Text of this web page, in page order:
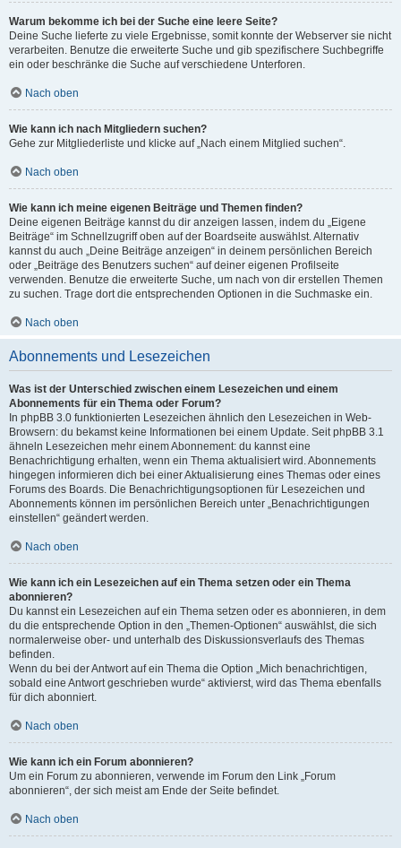
Warum bekomme ich bei der Suche eine leere Seite?
Deine Suche lieferte zu viele Ergebnisse, somit konnte der Webserver sie nicht
verarbeiten. Benutze die erweiterte Suche und gib spezifischere Suchbegriffe
ein oder beschränke die Suche auf verschiedene Unterforen.
Nach oben
Wie kann ich nach Mitgliedern suchen?
Gehe zur Mitgliederliste und klicke auf „Nach einem Mitglied suchen“.
Nach oben
Wie kann ich meine eigenen Beiträge und Themen finden?
Deine eigenen Beiträge kannst du dir anzeigen lassen, indem du „Eigene
Beiträge“ im Schnellzugriff oben auf der Boardseite auswählst. Alternativ
kannst du auch „Deine Beiträge anzeigen“ in deinem persönlichen Bereich
oder „Beiträge des Benutzers suchen“ auf deiner eigenen Profilseite
verwenden. Benutze die erweiterte Suche, um nach von dir erstellen Themen
zu suchen. Trage dort die entsprechenden Optionen in die Suchmaske ein.
Nach oben
Abonnements und Lesezeichen
Was ist der Unterschied zwischen einem Lesezeichen und einem
Abonnements für ein Thema oder Forum?
In phpBB 3.0 funktionierten Lesezeichen ähnlich den Lesezeichen in Web-
Browsern: du bekamst keine Informationen bei einem Update. Seit phpBB 3.1
ähneln Lesezeichen mehr einem Abonnement: du kannst eine
Benachrichtigung erhalten, wenn ein Thema aktualisiert wird. Abonnements
hingegen informieren dich bei einer Aktualisierung eines Themas oder eines
Forums des Boards. Die Benachrichtigungsoptionen für Lesezeichen und
Abonnements können im persönlichen Bereich unter „Benachrichtigungen
einstellen“ geändert werden.
Nach oben
Wie kann ich ein Lesezeichen auf ein Thema setzen oder ein Thema
abonnieren?
Du kannst ein Lesezeichen auf ein Thema setzen oder es abonnieren, in dem
du die entsprechende Option in den „Themen-Optionen“ auswählst, die sich
normalerweise ober- und unterhalb des Diskussionsverlaufs des Themas
befinden.
Wenn du bei der Antwort auf ein Thema die Option „Mich benachrichtigen,
sobald eine Antwort geschrieben wurde“ aktivierst, wird das Thema ebenfalls
für dich abonniert.
Nach oben
Wie kann ich ein Forum abonnieren?
Um ein Forum zu abonnieren, verwende im Forum den Link „Forum
abonnieren“, der sich meist am Ende der Seite befindet.
Nach oben